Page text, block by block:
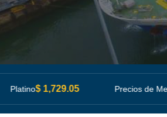
de Metales actualizados: